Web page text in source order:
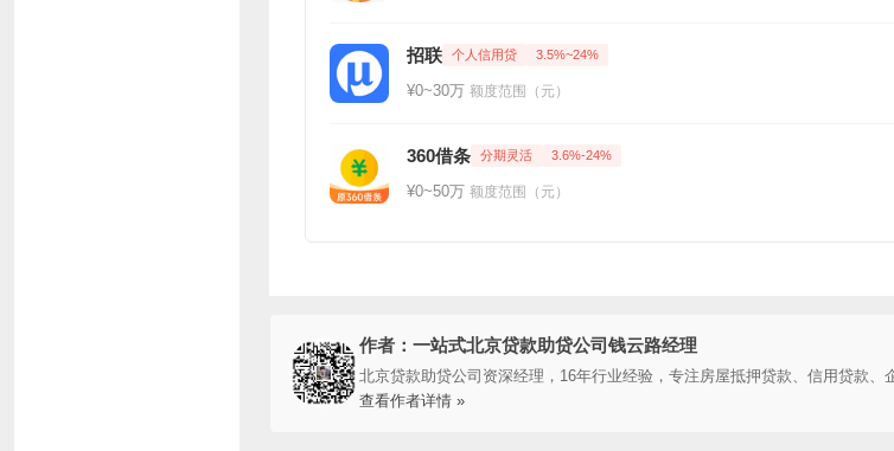
招联 个人信用贷 3.5%~24%
¥0~30万 额度范围（元）
360借条 分期灵活 3.6%-24%
¥0~50万 额度范围（元）
作者：一站式北京贷款助贷公司钱云路经理
北京贷款助贷公司资深经理，16年行业经验，专注房屋抵押贷款、信用贷款、
查看作者详情 »